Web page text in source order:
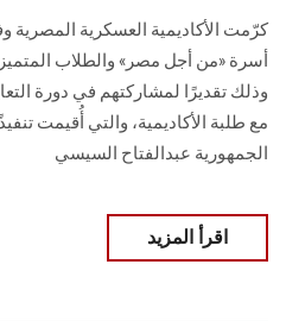
كرّمت الأكاديمية العسكرية
أسرة «من أجل مصر» والطلاب
وذلك تقديرًا لمشاركتهم في دورة
مع طلبة الأكاديمية، والتي أُقيمت
الجمهورية عبدالفتاح السيسي
اقرأ المزيد